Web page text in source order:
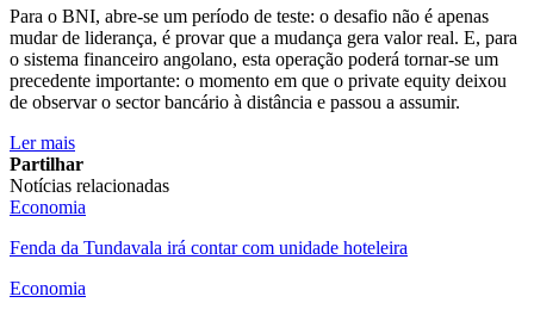
Para o BNI, abre-se um período de teste: o desafio não é apenas
mudar de liderança, é provar que a mudança gera valor real. E, para
o sistema financeiro angolano, esta operação poderá tornar-se um
precedente importante: o momento em que o private equity deixou
de observar o sector bancário à distância e passou a assumir.
Ler mais
Partilhar
Notícias relacionadas
Economia
Fenda da Tundavala irá contar com unidade hoteleira
Economia